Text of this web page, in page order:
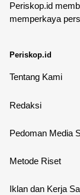
Periskop.id
memperkaya
Periskop.id
Tentang Kami
Redaksi
Pedoman Media
Metode Riset
Iklan dan Kerja